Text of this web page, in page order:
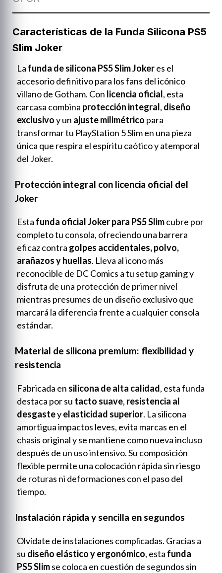
Características de la Funda Silicona PS5
Slim Joker
La funda de silicona PS5 Slim Jokeres el
accesorio definitivo para los fans del icónico
villano de Gotham. Con licencia oficial, esta
carcasa combina protección integral, diseño
exclusivoy un ajuste milimétrico para
transformar tu PlayStation 5 Slim en una pieza
única que respira el espíritu caótico y atemporal
del Joker.
Protección integral con licencia oficial del
Joker
Esta funda oficial Joker para PS5 Slimcubre por
completo tu consola, ofreciendo una barrera
eficaz contra golpes accidentales, polvo,
arañazos y huellas. Lleva al icono más
reconocible de DC Comics a tu setup gaming y
disfruta de una protección de primer nivel
mientras presumes de un diseño exclusivo que
marcará la diferencia frente a cualquier consola
estándar.
Material de silicona premium: flexibilidad y
resistencia
Fabricada en silicona de alta calidad, esta funda
destaca por su tacto suave, resistencia al
desgasteyelasticidad superior. La silicona
amortigua impactos leves, evita marcas en el
chasis original y se mantiene como nueva incluso
después de un uso intensivo. Su composición
flexible permite una colocación rápida sin riesgo
de roturas ni deformaciones con el paso del
tiempo.
Instalación rápida y sencilla en segundos
Olvídate de instalaciones complicadas. Gracias a
su diseño elástico y ergonómico, esta funda
PS5 Slimse coloca en cuestión de segundos sin